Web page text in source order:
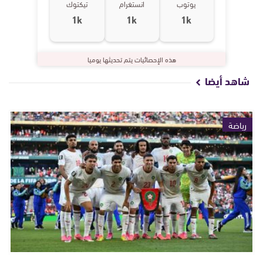
يوتوب
1k
انستغرام
1k
تيكتوك
1k
هذه الإحصائيات يتم تحديثها يوميا
شاهد أيضا
رياضة